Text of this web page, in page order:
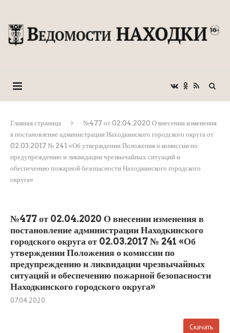
Главная страница
№477 от 02.04.2020 О внесении изменения
в постановление администрации Находкинского городского округа от
02.03.2017 № 241 «Об утверждении Положения о комиссии по
предупреждению и ликвидации чрезвычайных ситуаций и
обеспечению пожарной безопасности Находкинского городского
округа»
№477 от 02.04.2020 О внесении изменения в
постановление администрации Находкинского
городского округа от 02.03.2017 № 241 «Об
утверждении Положения о комиссии по
предупреждению и ликвидации чрезвычайных
ситуаций и обеспечению пожарной безопасности
Находкинского городского округа»
07.04.2020
Скачать